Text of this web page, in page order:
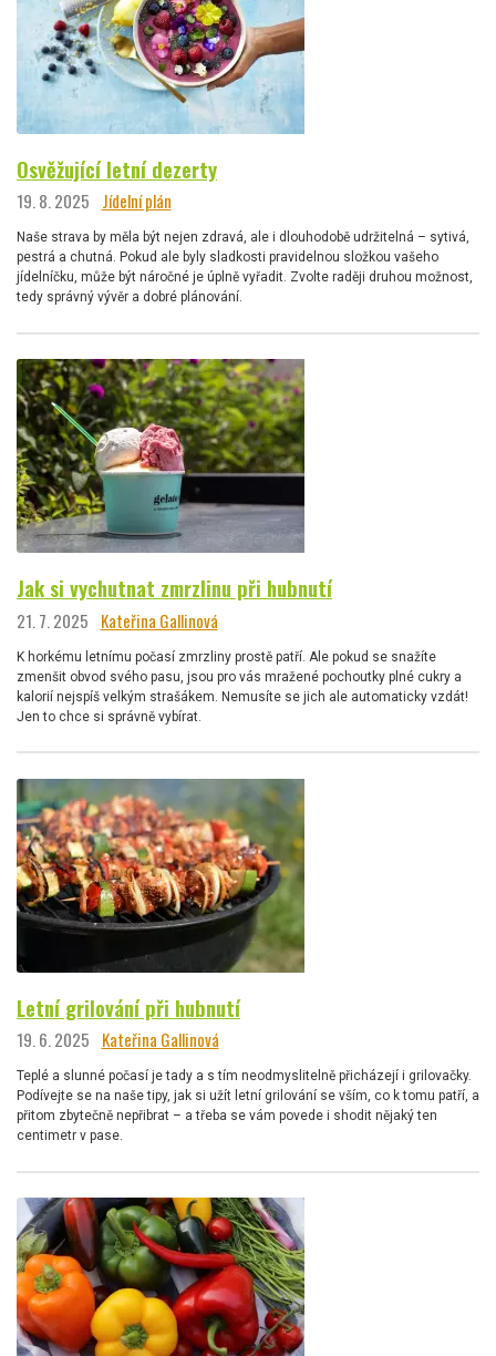
Osvěžující letní dezerty
19. 8. 2025 Jídelní plán
Naše strava by měla být nejen zdravá, ale i dlouhodobě udržitelná – sytivá,
pestrá a chutná. Pokud ale byly sladkosti pravidelnou složkou vašeho
jídelníčku, může být náročné je úplně vyřadit. Zvolte raději druhou možnost,
tedy správný vývěr a dobré plánování.
Jak si vychutnat zmrzlinu při hubnutí
21. 7. 2025 Kateřina Gallinová
K horkému letnímu počasí zmrzliny prostě patří. Ale pokud se snažíte
zmenšit obvod svého pasu, jsou pro vás mražené pochoutky plné cukry a
kalorií nejspíš velkým strašákem. Nemusíte se jich ale automaticky vzdát!
Jen to chce si správně vybírat.
Letní grilování při hubnutí
19. 6. 2025 Kateřina Gallinová
Teplé a slunné počasí je tady a s tím neodmyslitelně přicházejí i grilovačky.
Podívejte se na naše tipy, jak si užít letní grilování se vším, co k tomu patří, a
přitom zbytečně nepřibrat – a třeba se vám povede i shodit nějaký ten
centimetr v pase.